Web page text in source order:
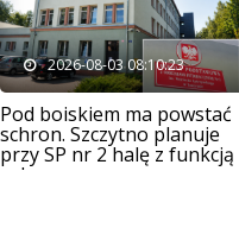
2026-08-03 08:10:23
Pod boiskiem ma powstać
schron. Szczytno planuje
przy SP nr 2 halę z funkcją
ochronną